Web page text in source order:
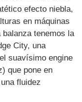
efecto niebla,
en máquinas
tenemos la
City, una
suavísimo engine
que pone en
fluidez